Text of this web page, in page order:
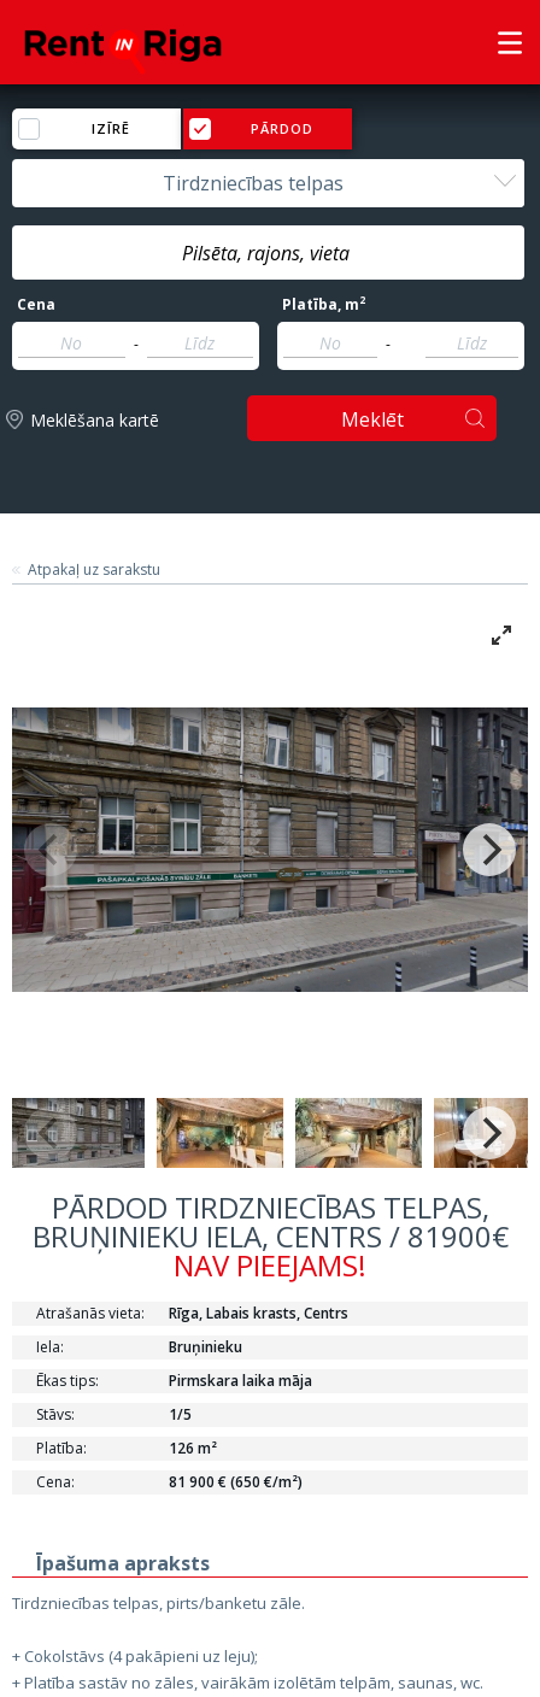
IZĪRĒ PĀRDOD
Tirdzniecības telpas
Cena
-
Platība, m2
-
Meklēšana kartē Meklēt
Atpakaļ uz sarakstu
PĀRDOD TIRDZNIECĪBAS TELPAS,
BRUŅINIEKU IELA, CENTRS / 81900€
NAV PIEEJAMS!
Atrašanās vieta:
Rīga, Labais krasts, Centrs
Iela:
Bruņinieku
Ēkas tips:
Pirmskara laika māja
Stāvs:
1/5
Platība:
126 m²
Cena:
81 900 € (650 €/m²)
Īpašuma apraksts
Tirdzniecības telpas, pirts/banketu zāle.
+ Cokolstāvs (4 pakāpieni uz leju);
+ Platība sastāv no zāles, vairākām izolētām telpām, saunas, wc.